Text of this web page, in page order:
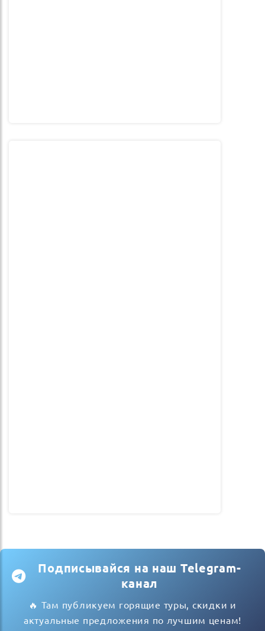
Подписывайся на наш Telegram-
канал
🔥 Там публикуем горящие туры, скидки и
актуальные предложения по лучшим ценам!